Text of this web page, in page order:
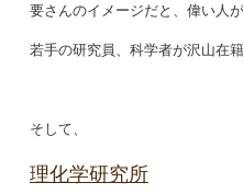
要さんのイメージだと、偉い人
若手の研究員、科学者が沢山在
そして、
理化学研究所